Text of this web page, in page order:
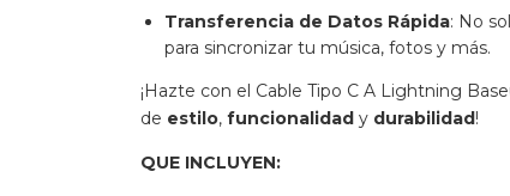
Transferencia de Datos Rápida: No
para sincronizar tu música, fotos y más.
¡Hazte con el Cable Tipo C A Lightning
de estilo, funcionalidad y durabilidad!
QUE INCLUYEN: